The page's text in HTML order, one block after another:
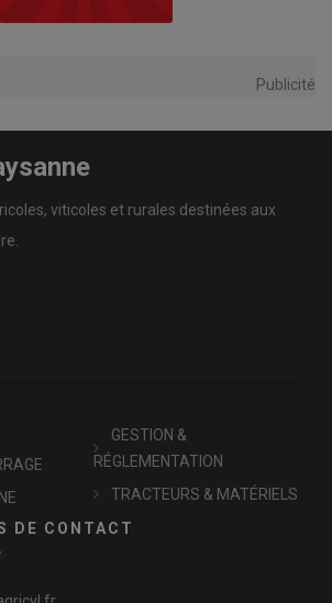
Publicité
viticoles et rurales destinées aux
GESTION &
RÉGLEMENTATION
TRACTEURS & MATÉRIELS
DE CONTACT